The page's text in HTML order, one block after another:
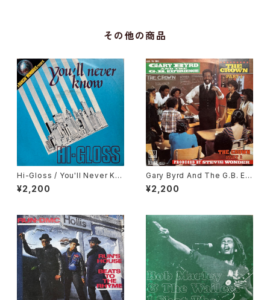
その他の商品
Hi-Gloss / You'll Never Kn
ow
¥2,200
Gary Byrd And The G.B. Ex
perience / The Crown
¥2,200